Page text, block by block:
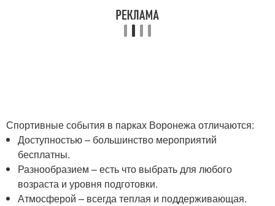
Спортивные события в парках Воронежа отличаются:
Доступностью – большинство мероприятий
бесплатны.
Разнообразием – есть что выбрать для любого
возраста и уровня подготовки.
Атмосферой – всегда теплая и поддерживающая.